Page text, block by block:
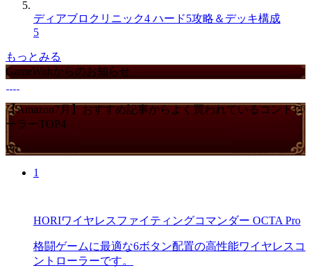
ディアブロクリニック4 ハード5攻略＆デッキ構成
5
もっとみる
GameWithからのお知らせ
【Amazon7月】おすすめ記事からよく買われているコントロ
ーラーTOP4
PR
1
HORIワイヤレスファイティングコマンダー OCTA Pro
格闘ゲームに最適な6ボタン配置の高性能ワイヤレスコ
ントローラーです。